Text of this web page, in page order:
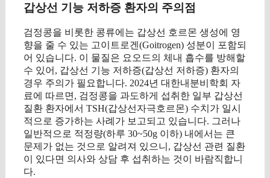
갑상선 기능 저하증 환자의 주의점
검정콩을 비롯한 콩류에는 갑상선 호르몬 생성에 영
향을 줄 수 있는 고이트로겐(Goitrogen) 성분이 포함되
어 있습니다. 이 물질은 요오드의 체내 흡수를 방해할
수 있어, 갑상선 기능 저하증(갑상선 저하증) 환자의
경우 주의가 필요합니다. 2024년 대한내분비학회 자
료에 따르면, 검정콩을 과도하게 섭취한 일부 갑상선
질환 환자에서 TSH(갑상선자극호르몬) 수치가 일시
적으로 증가하는 사례가 보고되고 있습니다. 그러나
일반적으로 적정량(하루 30~50g 이하) 내에서는 큰
문제가 없는 것으로 알려져 있으니, 갑상선 관련 질환
이 있다면 의사와 상담 후 섭취하는 것이 바람직합니
다.